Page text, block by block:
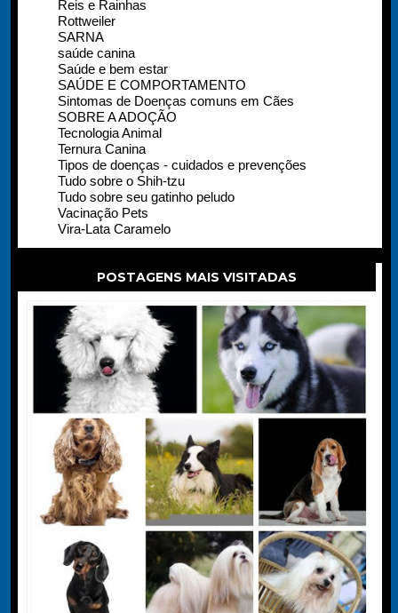
Reis e Rainhas
Rottweiler
SARNA
saúde canina
Saúde e bem estar
SAÚDE E COMPORTAMENTO
Sintomas de Doenças comuns em Cães
SOBRE A ADOÇÃO
Tecnologia Animal
Ternura Canina
Tipos de doenças - cuidados e prevenções
Tudo sobre o Shih-tzu
Tudo sobre seu gatinho peludo
Vacinação Pets
Vira-Lata Caramelo
POSTAGENS MAIS VISITADAS